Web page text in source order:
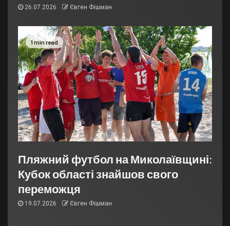
26.07.2026 Євген Фішман
1 min read
Пляжний футбол на Миколаївщині:
Кубок області знайшов свого
переможця
19.07.2026 Євген Фішман